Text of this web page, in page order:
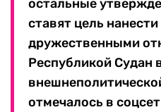
остальные
ставят цель
дружественными
Республикой Судан
отмечалось в